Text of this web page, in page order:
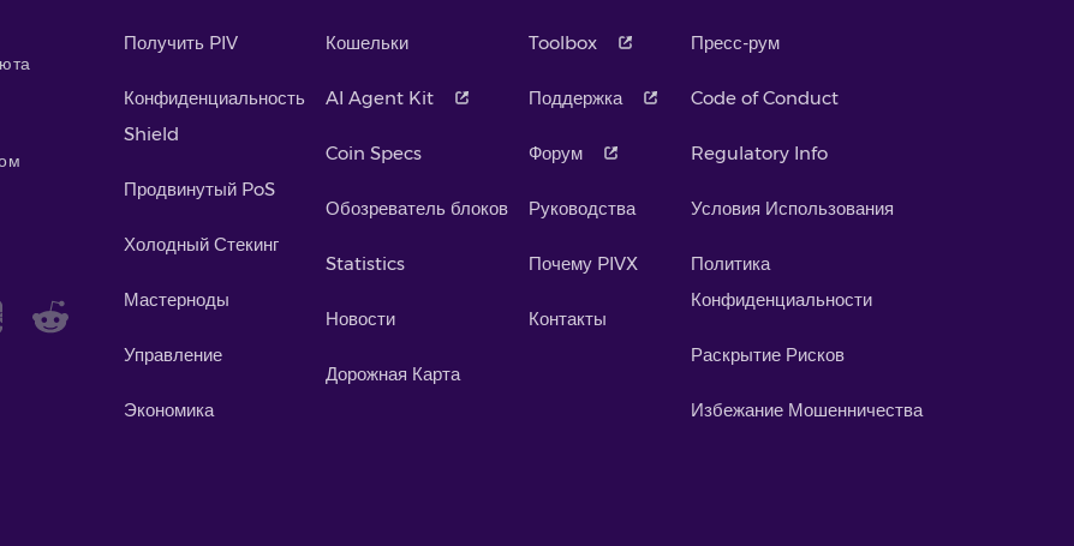
Получить PIV
Конфиденциальность
Shield
Продвинутый PoS
Холодный Стекинг
Мастерноды
Управление
Экономика
Кошельки
AI Agent Kit
Coin Specs
Обозреватель блоков
Statistics
Новости
Дорожная Карта
Toolbox
Поддержка
Форум
Руководства
Почему PIVX
Контакты
Пресс-рум
Code of Conduct
Regulatory Info
Условия Использования
Политика
Конфиденциальности
Раскрытие Рисков
Избежание Мошенничества